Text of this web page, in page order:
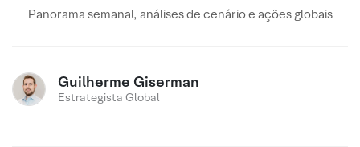
Panorama semanal, análises de cenário e ações globais
Guilherme Giserman
Estrategista Global